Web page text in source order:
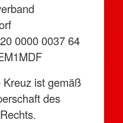
0000 0037 64
ist gemäß
des